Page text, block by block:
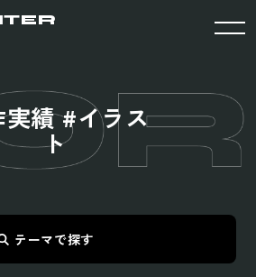
実績 #イラス
ト
テーマで探す